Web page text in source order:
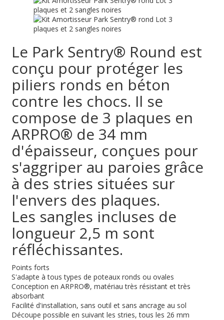
Le Park Sentry® Round est
conçu pour protéger les
piliers ronds en béton
contre les chocs. Il se
compose de 3 plaques en
ARPRO® de 34 mm
d'épaisseur, conçues pour
s'aggriper au paroies grâce
à des stries situées sur
l'envers des plaques.
Les sangles incluses de
longueur 2,5 m sont
réfléchissantes.
Points forts
S'adapte à tous types de poteaux ronds ou ovales
Conception en ARPRO®, matériau très résistant et très
absorbant
Facilité d'installation, sans outil et sans ancrage au sol
Découpe possible en suivant les stries, tous les 26 mm